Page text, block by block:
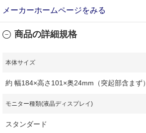
メーカーホームページをみる
商品の詳細規格
本体サイズ
約 幅184×高さ101×奥24mm（突起部含まず）
モニター種類(液晶ディスプレイ)
スタンダード